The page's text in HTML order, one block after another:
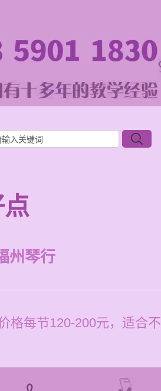
州琴行
格每节120-200元，适合不